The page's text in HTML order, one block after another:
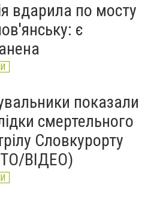
НОВИНИ
вдарила по мосту
є
показали
смертельного
Словкурорту
ВІДЕО)